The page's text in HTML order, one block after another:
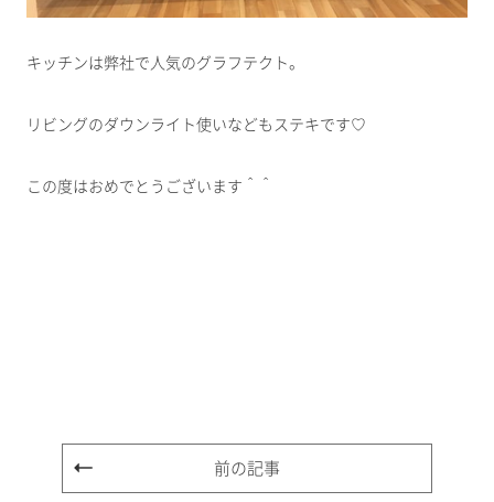
キッチンは弊社で人気のグラフテクト。
リビングのダウンライト使いなどもステキです♡
この度はおめでとうございます＾＾
前の記事